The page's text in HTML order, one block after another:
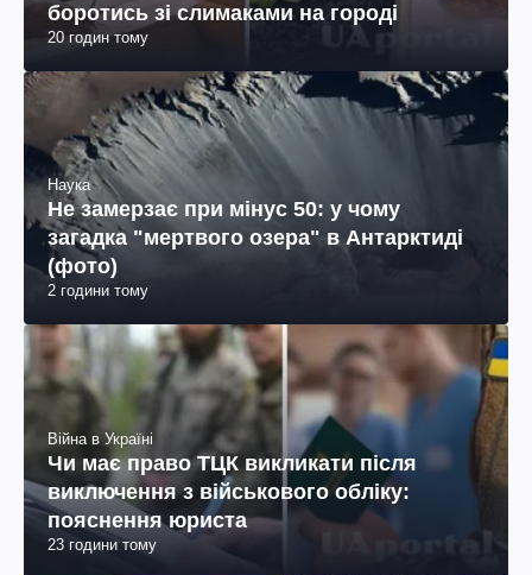
боротись зі слимаками на городі
20 годин тому
Наука
Не замерзає при мінус 50: у чому
загадка "мертвого озера" в Антарктиді
(фото)
2 години тому
Війна в Україні
Чи має право ТЦК викликати після
виключення з військового обліку:
пояснення юриста
23 години тому